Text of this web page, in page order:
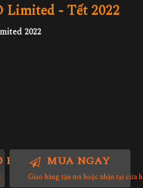
Limited - Tết 2022
2022
HÀNG MUA NGAY
Giao hàng tận nơi hoặc nhận tại cửa